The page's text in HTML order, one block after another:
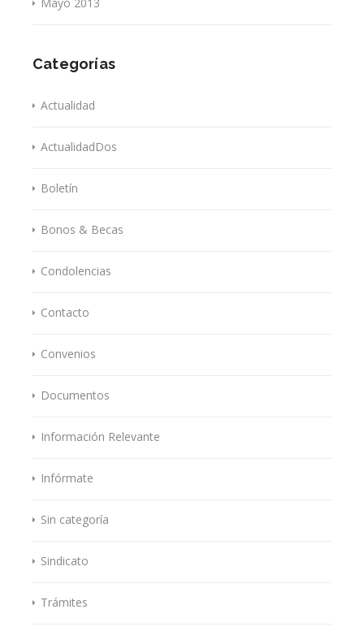
Mayo 2013
Categorías
Actualidad
ActualidadDos
Boletín
Bonos & Becas
Condolencias
Contacto
Convenios
Documentos
Información Relevante
Infórmate
Sin categoría
Sindicato
Trámites